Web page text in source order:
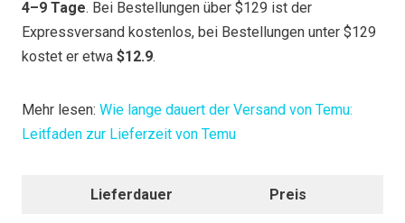
4–9 Tage. Bei Bestellungen über $129 ist der
Expressversand kostenlos, bei Bestellungen unter $129
kostet er etwa $12.9.
Mehr lesen: Wie lange dauert der Versand von Temu:
Leitfaden zur Lieferzeit von Temu
Lieferdauer Preis